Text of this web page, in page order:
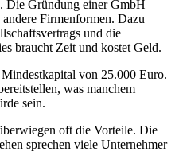
Die Gründung einer GmbH
Firmenformen. Dazu
und die
braucht Zeit und kostet Geld.
von 25.000 Euro.
was manchem
sein.
oft die Vorteile. Die
sprechen viele Unternehmer